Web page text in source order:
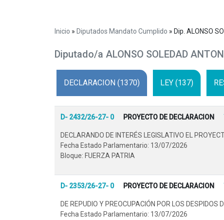
Inicio » Diputados Mandato Cumplido » Dip. ALONSO
Diputado/a ALONSO SOLEDAD
DECLARACION (1370) LEY (137)
D- 2432/26-27- 0 PROYECTO DE DECLARACION
DECLARANDO DE INTERÉS LEGISLATIVO EL
Fecha Estado Parlamentario: 13/07/2026
Bloque: FUERZA PATRIA
D- 2353/26-27- 0 PROYECTO DE DECLARACION
DE REPUDIO Y PREOCUPACIÓN POR LOS
Fecha Estado Parlamentario: 13/07/2026